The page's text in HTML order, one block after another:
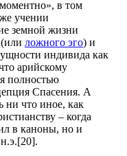
в том
учении
земной жизни
ложного эго) и
индивида как
арийскому
полностью
Спасения. А
ни что иное, как
– когда
в каноны, но и